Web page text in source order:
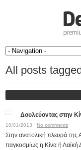
All posts
Δουλεύοντας στην
10/01/2013 · No comments
Στην ανατολική πλευρά
παγκοσμίως η Κίνα ή Λαϊκή